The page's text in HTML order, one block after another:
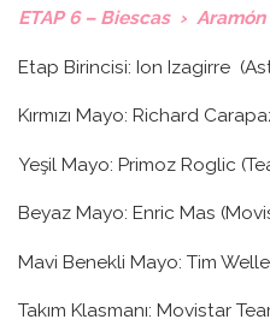
ETAP 6 – Biescas ›
Etap Birincisi: Ion Izagirre
Kırmızı Mayo: Richard
Yeşil Mayo: Primoz Roglic
Beyaz Mayo: Enric Mas
Mavi Benekli Mayo: Tim
Takım Klasmanı: Movistar